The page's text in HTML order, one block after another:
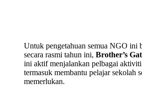
Untuk pengetahuan semua NGO ini
secara rasmi tahun ini, Brother’s
ini aktif menjalankan pelbagai
termasuk membantu pelajar sekolah
memerlukan.